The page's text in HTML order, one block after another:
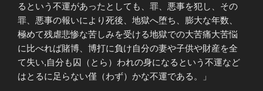
るという不運があったとしても、罪、悪事を犯し、その
罪、悪事の報いにより死後、地獄へ堕ち、膨大な年数、
極めて残虐悲惨な苦しみを受ける地獄での大苦痛大苦悩
に比べれば賭博、博打に負け自分の妻や子供や財産を全
て失い,自分も囚（とら）われの身になるという不運など
はとるに足らない僅（わず）かな不運である。」